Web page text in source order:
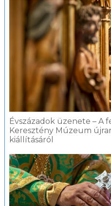
Évszázadok üzenete –
Keresztény Múzeum
kiállításáról